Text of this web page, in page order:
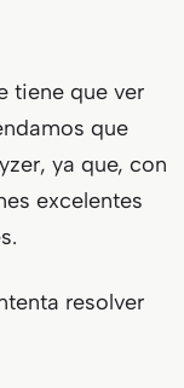
tiene que ver
que
ya que, con
excelentes
resolver